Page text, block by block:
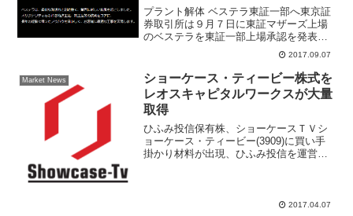
プラント解体 ベステラ東証一部へ東京証
券取引所は９月７日に東証マザーズ上場
のベステラを東証一部上場承認を発表し
た。上場指定替えは２０１７年９月１４
日からとなり、流動性の高まりとＴＯＰ
ＩＸ算入による買い需要が発生するため
にベステラ株価にポジテ...
2017.09.07
Market News
ショーケース・ティービー株式を
レオスキャピタルワークスが大量
取得
ひふみ投信保有株、ショーケースＴＶシ
ョーケース・ティービー(3909)に買い手
掛かり材料が出現、ひふみ投信を運営す
2017.04.07